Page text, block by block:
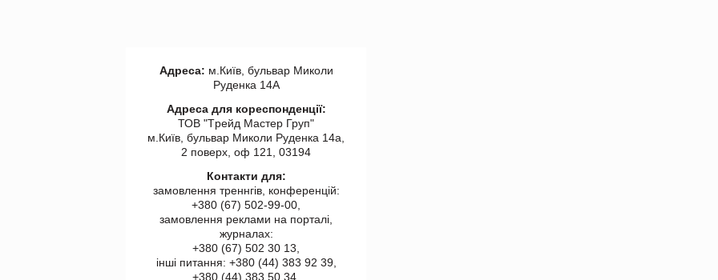
Адреса: м.Київ, бульвар Миколи
Руденка 14А
Адреса для кореспонденції:
ТОВ "Tрейд Мастер Груп"
м.Київ, бульвар Миколи Руденка 14а,
2 поверх, оф 121, 03194
Контакти для:
замовлення треннгів, конференцій:
+380 (67) 502-99-00,
замовлення реклами на порталі,
журналах:
+380 (67) 502 30 13,
інші питання: +380 (44) 383 92 39,
+380 (44) 383 50 34.